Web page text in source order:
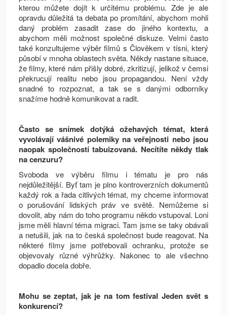
kterou můžete dojít k určitému problému. Zde je ale
opravdu důležitá ta debata po promítání, abychom mohli
daný problém zasadit zase do jiného kontextu, a
abychom měli možnost společné diskuze. Velmi často
také konzultujeme výběr filmů s Člověkem v tísni, který
působí v mnoha oblastech světa. Někdy nastane situace,
že filmy, které nám přišly dobré, zkritizují, jelikož v čemsi
překrucují realitu nebo jsou propagandou. Není vždy
snadné to rozpoznat, a tak se s danými odborníky
snažíme hodně komunikovat a radit.
Často se snímek dotýká ožehavých témat, která
vyvolávají vášnivé polemiky na veřejnosti nebo jsou
naopak společností tabuizovaná. Necítíte někdy tlak
na cenzuru?
Svoboda ve výběru filmu i tématu je pro nás
nejdůležitější. Byť tam je plno kontroverzních dokumentů
každý rok a řada citlivých témat, my chceme informovat
o porušování lidských práv ve světě. Nemůžeme si
dovolit, aby nám do toho programu někdo vstupoval. Loni
jsme měli hlavní téma migraci. Tam jsme se taky obávali
a netušili, jak na to česká společnost bude reagovat. Na
některé filmy jsme potřebovali ochranku, protože se
objevovaly různé výhrůžky. Nakonec to ale všechno
dopadlo docela dobře.
Mohu se zeptat, jak je na tom festival Jeden svět s
konkurencí?